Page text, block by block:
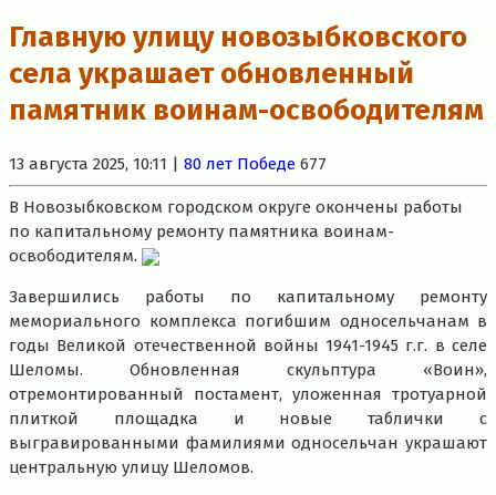
Главную улицу новозыбковского
села украшает обновленный
памятник воинам-освободителям
13 августа 2025, 10:11 | 80 лет Победе 677
В Новозыбковском городском округе окончены работы
по капитальному ремонту памятника воинам-
освободителям.
Завершились работы по капитальному ремонту
мемориального комплекса погибшим односельчанам в
годы Великой отечественной войны 1941-1945 г.г. в селе
Шеломы. Обновленная скульптура «Воин»,
отремонтированный постамент, уложенная тротуарной
плиткой площадка и новые таблички с
выгравированными фамилиями односельчан украшают
центральную улицу Шеломов.